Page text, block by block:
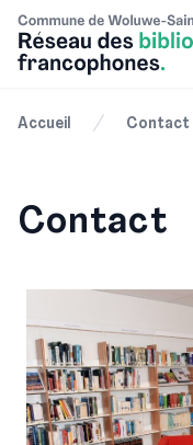
Accueil Contact
Contact